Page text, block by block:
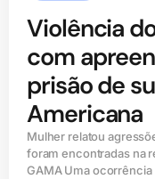
Violência
com
prisão de
Americana
Mulher relatou
foram encontradas na
GAMA Uma ocorrência